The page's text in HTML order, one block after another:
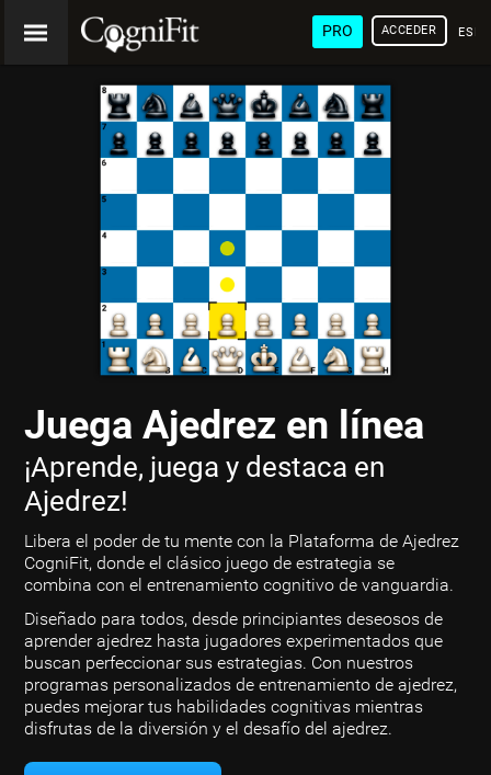
PRO ACCEDER
Juega Ajedrez en línea
¡Aprende, juega y destaca en
Ajedrez!
Libera el poder de tu mente con la Plataforma de Ajedrez
CogniFit, donde el clásico juego de estrategia se
combina con el entrenamiento cognitivo de vanguardia.
Diseñado para todos, desde principiantes deseosos de
aprender ajedrez hasta jugadores experimentados que
buscan perfeccionar sus estrategias. Con nuestros
programas personalizados de entrenamiento de ajedrez,
puedes mejorar tus habilidades cognitivas mientras
disfrutas de la diversión y el desafío del ajedrez.